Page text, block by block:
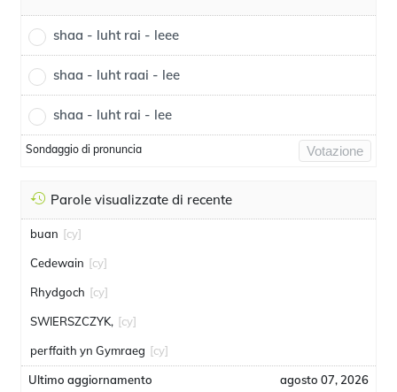
shaa - luht rai - leee
shaa - luht raai - lee
shaa - luht rai - lee
Sondaggio di pronuncia Votazione
Parole visualizzate di recente
buan [cy]
Cedewain [cy]
Rhydgoch [cy]
SWIERSZCZYK, [cy]
perffaith yn Gymraeg [cy]
Ultimo aggiornamento agosto 07, 2026